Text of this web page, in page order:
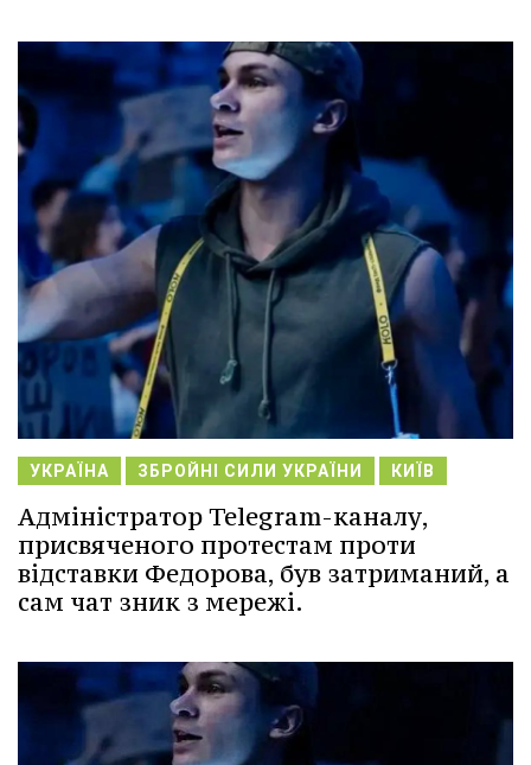
УКРАЇНА ЗБРОЙНІ СИЛИ УКРАЇНИ КИЇВ
Адміністратор Telegram-каналу,
присвяченого протестам проти
відставки Федорова, був затриманий, а
сам чат зник з мережі.